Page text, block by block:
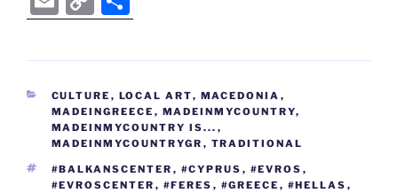
c
e
o
o
k
itt
er
g
g di e
n
e e
g
er
gr
m
ai
l
o
p
y
Li
n
k
h
ar
e
CATEGORIES
CULTURE , LOCAL ART, MACEDONIA ,
MADEINGREECE , MADEINMYCOUNTRY,
MADEINMYCOUNTRY IS... ,
MADEINMYCOUNTRYGR , TRADITIONAL
TAGS
#BALKANSCENTER , #CYPRUS , #EVROS ,
#EVROSCENTER , #FERES , #GREECE , #HELLAS ,